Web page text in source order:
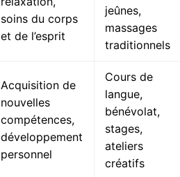
soins du corps
et de l’esprit
jeûnes,
massages
traditionnels
Acquisition de
nouvelles
compétences,
développement
personnel
Cours de
langue,
bénévolat,
stages,
ateliers
créatifs